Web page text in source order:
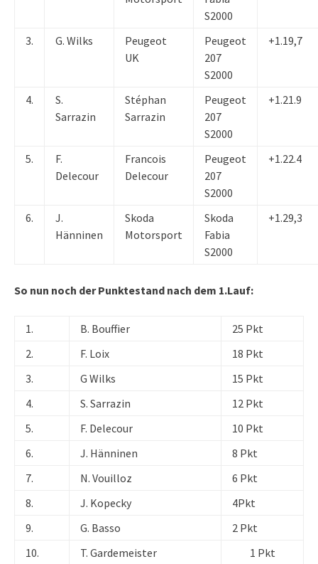
S2000
3.
G. Wilks
Peugeot
UK
Peugeot
207
S2000
+1.19,7
4.
S.
Sarrazin
Stéphan
Sarrazin
Peugeot
207
S2000
+1.21.9
5.
F.
Delecour
Francois
Delecour
Peugeot
207
S2000
+1.22.4
6.
J.
Hänninen
Skoda
Motorsport
Skoda
Fabia
S2000
+1.29,3
So nun noch der Punktestand nach dem 1.Lauf:
1. B. Bouffier
25 Pkt
2.
F. Loix
18 Pkt
3.
G Wilks
15 Pkt
4.
S. Sarrazin
12 Pkt
5.
F. Delecour
10 Pkt
6.
J. Hänninen
8 Pkt
7.
N. Vouilloz
6 Pkt
8.
J. Kopecky
4Pkt
9.
G. Basso
2 Pkt
10.
T. Gardemeister 1 Pkt